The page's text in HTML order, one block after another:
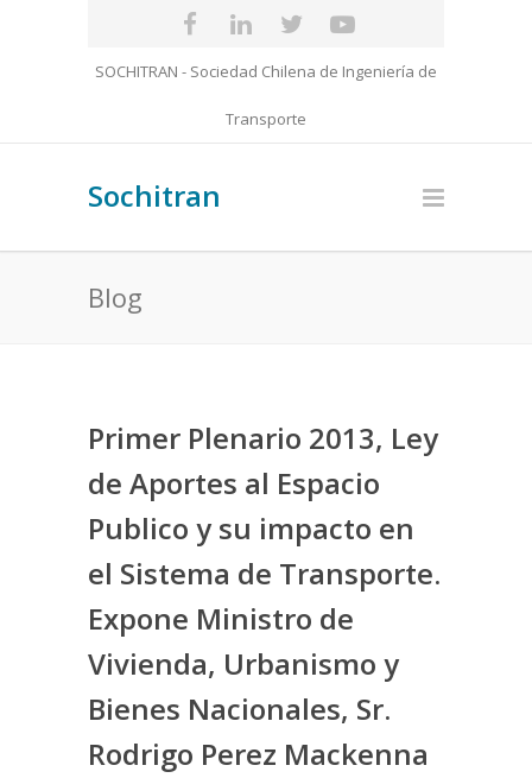
SOCHITRAN - Sociedad Chilena de Ingeniería de
Transporte
Sochitran
Blog
Primer Plenario 2013, Ley
de Aportes al Espacio
Publico y su impacto en
el Sistema de Transporte.
Expone Ministro de
Vivienda, Urbanismo y
Bienes Nacionales, Sr.
Rodrigo Perez Mackenna